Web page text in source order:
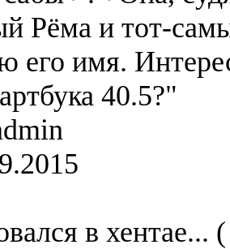
Рёма и тот-
его имя.
40.5?"
в хентае... (